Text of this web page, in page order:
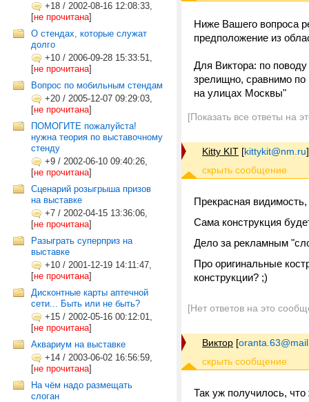
+18 / 2002-08-16 12:08:33,
[не прочитана]
О стендах, которые служат
долго
+10 / 2006-09-28 15:33:51,
[не прочитана]
Вопрос по мобильным стендам
+20 / 2005-12-07 09:29:03,
[не прочитана]
ПОМОГИТЕ пожалуйста!
нужна теория по выставочному
стенду
+9 / 2002-06-10 09:40:26,
[не прочитана]
Сценарий розыгрыша призов
на выставке
+7 / 2002-04-15 13:36:06,
[не прочитана]
Разыграть суперприз на
выставке
+10 / 2001-12-19 14:11:47,
[не прочитана]
Дисконтные карты аптечной
сети... Быть или не быть?
+15 / 2002-05-16 00:12:01,
[не прочитана]
Аквариум на выставке
+14 / 2003-06-02 16:56:59,
[не прочитана]
На чём надо размещать
слоган
Ниже Вашего вопроса
предположение из
Для Виктора: по
зрелищно, сравнимо по
на улицах Москвы"
[Показать все ответы на
Kitty KIT [kittykit@nm.ru]
Прекрасная
Сама конструкция
Дело за рекламным
Про оригинальные
конструкции? ;)
[Нет ответов на это
Виктор [
Так уж получилось,